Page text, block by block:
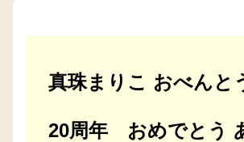
真珠まりこ おべんと
20周年 おめでとう